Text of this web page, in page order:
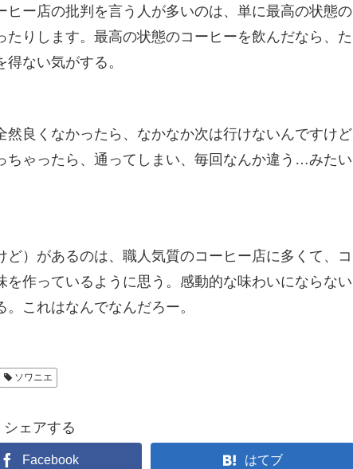
ー店の批判を言う人が多いのは、単に最高の状態の
りします。最高の状態のコーヒーを飲んだなら、た
ない気がする。
良くなかったら、なかなか次は行けないんですけど
ちゃったら、通ってしまい、毎回なんか違う…みたい
）があるのは、職人気質のコーヒー店に多くて、コ
作っているように思う。感動的な味わいにならない
これはなんでなんだろー。
ソワニエ
シェアする
Facebook はてブ